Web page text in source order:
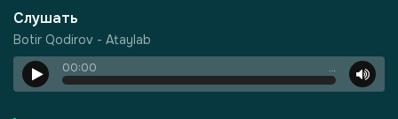
Слушать
Botir Qodirov - Ataylab
00:00 …
- Харизма